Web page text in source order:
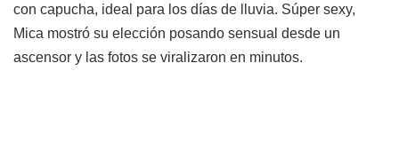
con capucha, ideal para los días de lluvia. Súper sexy,
Mica mostró su elección posando sensual desde un
ascensor y las fotos se viralizaron en minutos.